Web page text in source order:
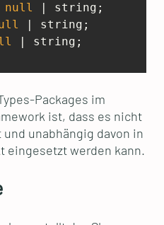
null | string;
| string;
| string;
Packages im
ist, dass es nicht
unabhängig davon in
eingesetzt werden kann.